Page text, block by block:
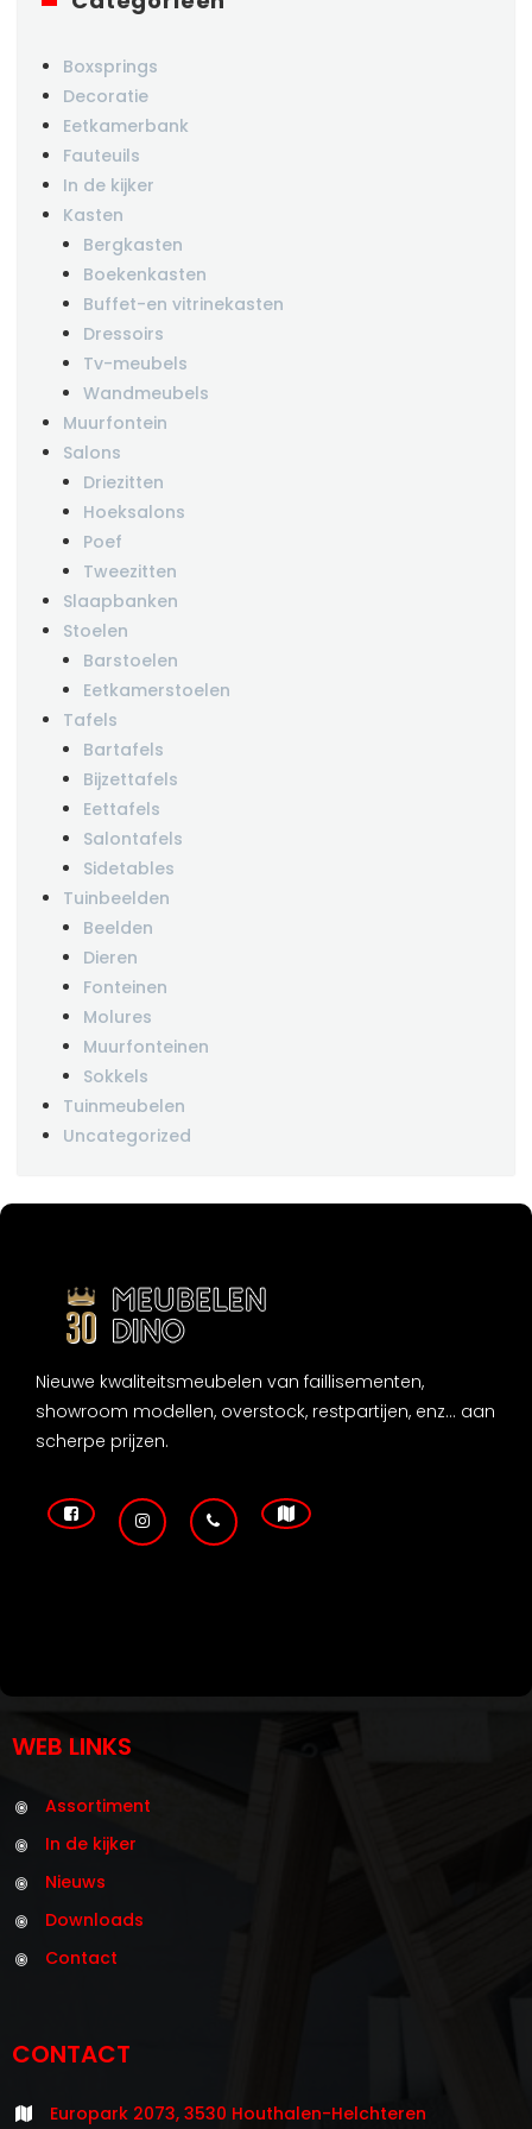
Boxsprings
Decoratie
Eetkamerbank
Fauteuils
In de kijker
Kasten
Bergkasten
Boekenkasten
Buffet-en vitrinekasten
Dressoirs
Tv-meubels
Wandmeubels
Muurfontein
Salons
Driezitten
Hoeksalons
Poef
Tweezitten
Slaapbanken
Stoelen
Barstoelen
Eetkamerstoelen
Tafels
Bartafels
Bijzettafels
Eettafels
Salontafels
Sidetables
Tuinbeelden
Beelden
Dieren
Fonteinen
Molures
Muurfonteinen
Sokkels
Tuinmeubelen
Uncategorized
Nieuwe kwaliteitsmeubelen van faillisementen,
showroom modellen, overstock, restpartijen, enz... aan
scherpe prijzen.
WEB LINKS
Assortiment
In de kijker
Nieuws
Downloads
Contact
CONTACT
Europark 2073, 3530 Houthalen-Helchteren